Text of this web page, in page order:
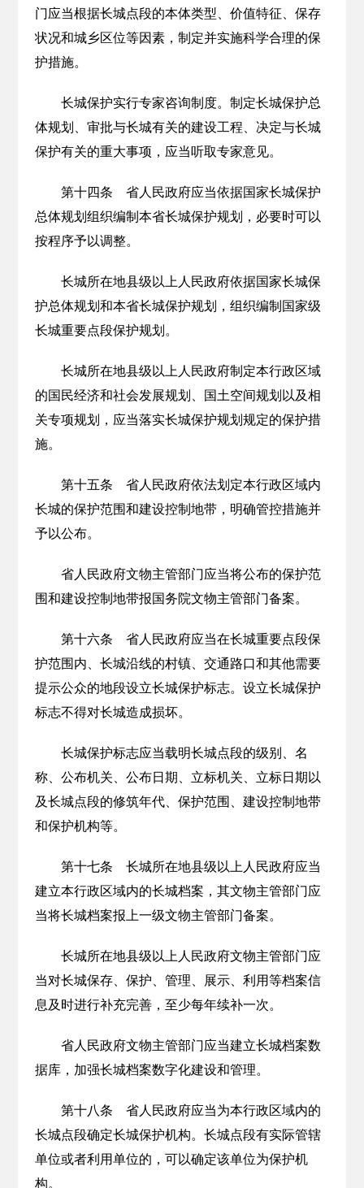
门应当根据长城点段的本体类型、价值特征、保存
状况和城乡区位等因素，制定并实施科学合理的保
护措施。
长城保护实行专家咨询制度。制定长城保护总
体规划、审批与长城有关的建设工程、决定与长城
保护有关的重大事项，应当听取专家意见。
第十四条 省人民政府应当依据国家长城保护
总体规划组织编制本省长城保护规划，必要时可以
按程序予以调整。
长城所在地县级以上人民政府依据国家长城保
护总体规划和本省长城保护规划，组织编制国家级
长城重要点段保护规划。
长城所在地县级以上人民政府制定本行政区域
的国民经济和社会发展规划、国土空间规划以及相
关专项规划，应当落实长城保护规划规定的保护措
施。
第十五条 省人民政府依法划定本行政区域内
长城的保护范围和建设控制地带，明确管控措施并
予以公布。
省人民政府文物主管部门应当将公布的保护范
围和建设控制地带报国务院文物主管部门备案。
第十六条 省人民政府应当在长城重要点段保
护范围内、长城沿线的村镇、交通路口和其他需要
提示公众的地段设立长城保护标志。设立长城保护
标志不得对长城造成损坏。
长城保护标志应当载明长城点段的级别、名
称、公布机关、公布日期、立标机关、立标日期以
及长城点段的修筑年代、保护范围、建设控制地带
和保护机构等。
第十七条 长城所在地县级以上人民政府应当
建立本行政区域内的长城档案，其文物主管部门应
当将长城档案报上一级文物主管部门备案。
长城所在地县级以上人民政府文物主管部门应
当对长城保存、保护、管理、展示、利用等档案信
息及时进行补充完善，至少每年续补一次。
省人民政府文物主管部门应当建立长城档案数
据库，加强长城档案数字化建设和管理。
第十八条 省人民政府应当为本行政区域内的
长城点段确定长城保护机构。长城点段有实际管辖
单位或者利用单位的，可以确定该单位为保护机
构。